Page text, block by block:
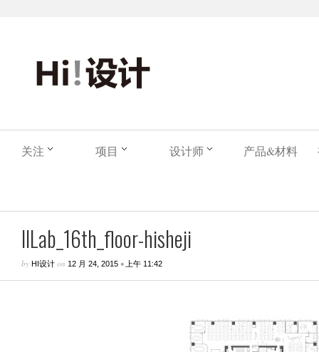
关注 项目 设计师 产品&材料
llLab_16th_floor-hisheji
by HI设计 on 12 月 24, 2015 • 上午 11:42